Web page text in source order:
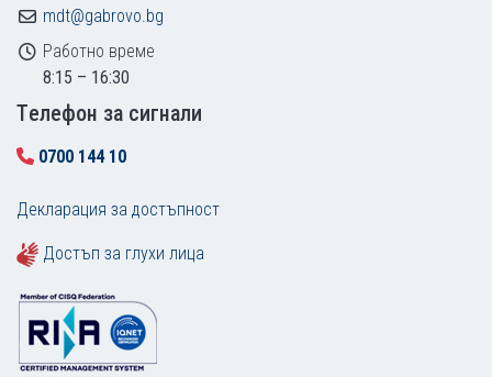
mdt@gabrovo.bg
Работно време
8:15 – 16:30
Tелефон за сигнали
0700 144 10
Декларация за достъпност
Достъп за глухи лица